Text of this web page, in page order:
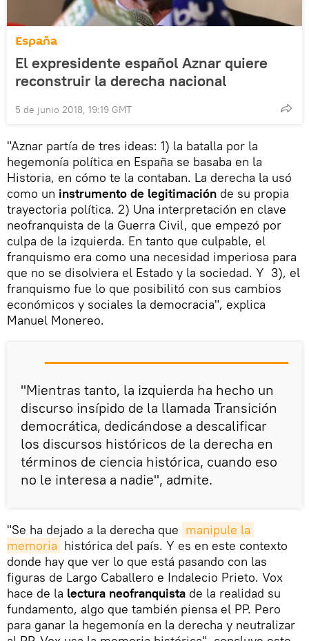
España
El expresidente español Aznar quiere
reconstruir la derecha nacional
5 de junio 2018, 19:19 GMT
"Aznar partía de tres ideas: 1) la batalla por la
hegemonía política en España se basaba en la
Historia, en cómo te la contaban. La derecha la usó
como un instrumento de legitimación de su propia
trayectoria política. 2) Una interpretación en clave
neofranquista de la Guerra Civil, que empezó por
culpa de la izquierda. En tanto que culpable, el
franquismo era como una necesidad imperiosa para
que no se disolviera el Estado y la sociedad. Y 3), el
franquismo fue lo que posibilitó con sus cambios
económicos y sociales la democracia", explica
Manuel Monereo.
"Mientras tanto, la izquierda ha hecho un
discurso insípido de la llamada Transición
democrática, dedicándose a descalificar
los discursos históricos de la derecha en
términos de ciencia histórica, cuando eso
no le interesa a nadie", admite.
"Se ha dejado a la derecha que manipule la
memoria histórica del país. Y es en este contexto
donde hay que ver lo que está pasando con las
figuras de Largo Caballero e Indalecio Prieto. Vox
hace de la lectura neofranquista de la realidad su
fundamento, algo que también piensa el PP. Pero
para ganar la hegemonía en la derecha y neutralizar